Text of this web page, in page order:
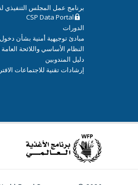
برنامج عمل المجلس التنفيذي لفترة
CSP Data Portal
الدورات
مبادئ توجيهية أمنية بشأن
النظام الأساسي واللائحة
دليل المندوبين
إرشادات تقنية للاجتماعات